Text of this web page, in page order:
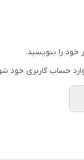
را بنویسید.
حساب کاربری خود